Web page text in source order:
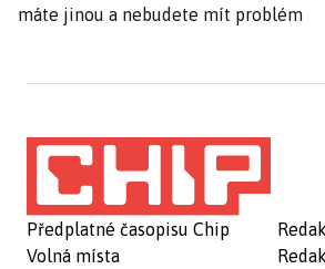
máte jinou a nebudete mít problém
Předplatné časopisu Chip
Volná místa